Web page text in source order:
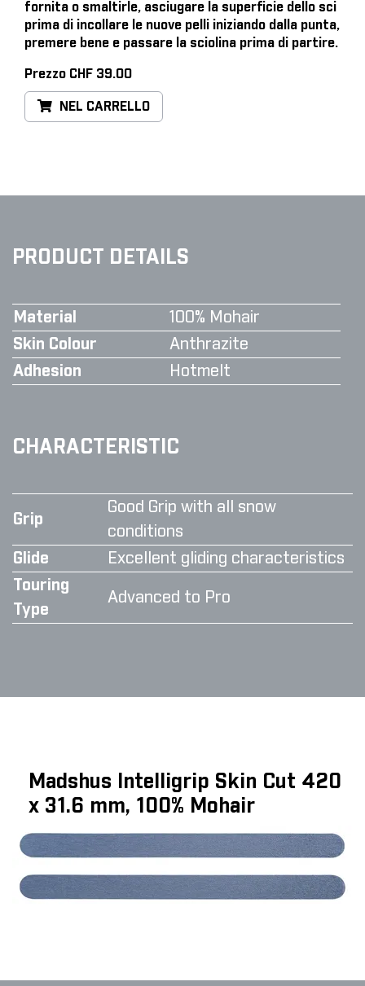
fornita o smaltirle, asciugare la superficie dello sci
prima di incollare le nuove pelli iniziando dalla punta,
premere bene e passare la sciolina prima di partire.
Prezzo CHF 39.00
NEL CARRELLO
PRODUCT DETAILS
Material
100% Mohair
Skin Colour
Anthrazite
Adhesion
Hotmelt
CHARACTERISTIC
Grip
Good Grip with all snow
conditions
Glide
Excellent gliding characteristics
Touring
Type
Advanced to Pro
Madshus Intelligrip Skin Cut 420
x 31.6 mm, 100% Mohair